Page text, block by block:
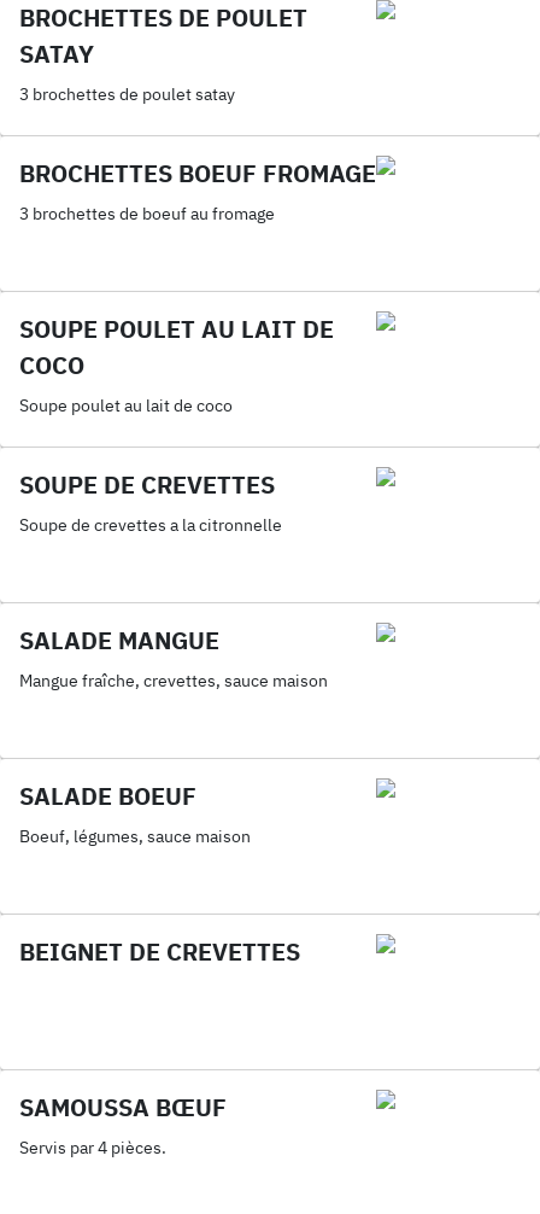
BROCHETTES DE POULET
SATAY
3 brochettes de poulet satay
BROCHETTES BOEUF FROMAGE
3 brochettes de boeuf au fromage
SOUPE POULET AU LAIT DE
COCO
Soupe poulet au lait de coco
SOUPE DE CREVETTES
Soupe de crevettes a la citronnelle
SALADE MANGUE
Mangue fraîche, crevettes, sauce maison
SALADE BOEUF
Boeuf, légumes, sauce maison
BEIGNET DE CREVETTES
SAMOUSSA BŒUF
Servis par 4 pièces.